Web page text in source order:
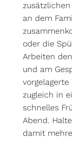
an dem
oder die
Arbeiten
und am
zugleich in
schnelles
Abend.
damit